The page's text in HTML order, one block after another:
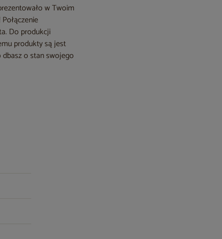
w Twoim
Do produkcji
produkty są jest
o stan swojego